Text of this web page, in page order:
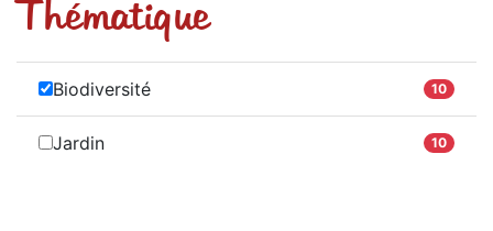
Thématique
Biodiversité 10
Jardin 10